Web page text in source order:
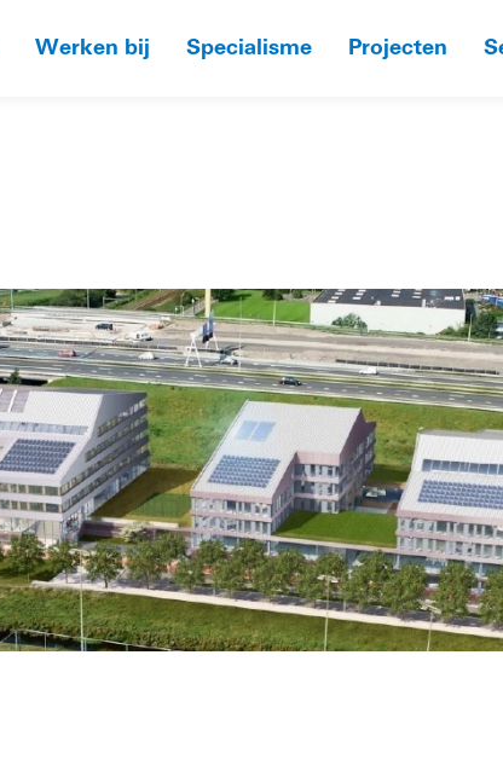
Werken bij Specialisme Projecten